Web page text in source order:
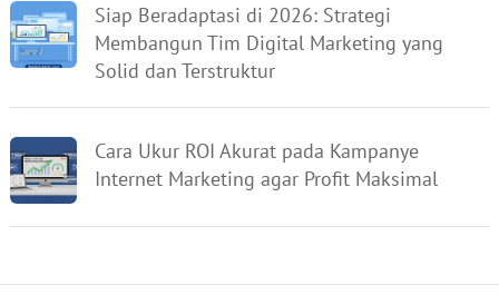
Siap Beradaptasi di 2026: Strategi
Membangun Tim Digital Marketing yang
Solid dan Terstruktur
Cara Ukur ROI Akurat pada Kampanye
Internet Marketing agar Profit Maksimal